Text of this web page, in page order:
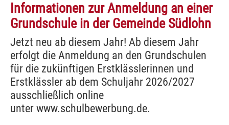
Informationen zur Anmeldung an einer
Grundschule in der Gemeinde Südlohn
Jetzt neu ab diesem Jahr! Ab diesem Jahr
erfolgt die Anmeldung an den Grundschulen
für die zukünftigen Erstklässlerinnen und
Erstklässler ab dem Schuljahr 2026/2027
ausschließlich online
unter www.schulbewerbung.de.